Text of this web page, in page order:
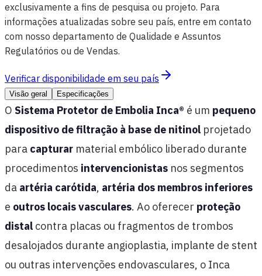
exclusivamente a fins de pesquisa ou projeto. Para
informações atualizadas sobre seu país, entre em contato
com nosso departamento de Qualidade e Assuntos
Regulatórios ou de Vendas.
Verificar disponibilidade em seu país
Visão geral Especificações
O Sistema Protetor de Embolia Inca® é um pequeno
dispositivo de filtração à base de nitinol projetado
para capturar material embólico liberado durante
procedimentos intervencionistas nos segmentos
da artéria carótida, artéria dos membros inferiores
e outros locais vasculares. Ao oferecer proteção
distal contra placas ou fragmentos de trombos
desalojados durante angioplastia, implante de stent
ou outras intervenções endovasculares, o Inca